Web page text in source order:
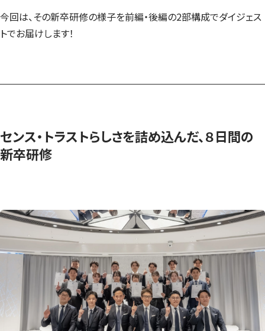
今回は、その新卒研修の様子を前編・後編の2部構成でダイジェス
トでお届けします！
センス・トラストらしさを詰め込んだ、８日間の
新卒研修